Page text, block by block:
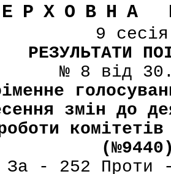
9
РЕЗУЛЬТАТИ
№ 8 від
змін до
За - 252 Проти